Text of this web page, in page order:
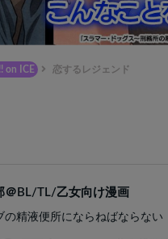
on ICE 恋するレジェンド
＠BL/TL/乙女向け漫画
の精液便所にならねばならない